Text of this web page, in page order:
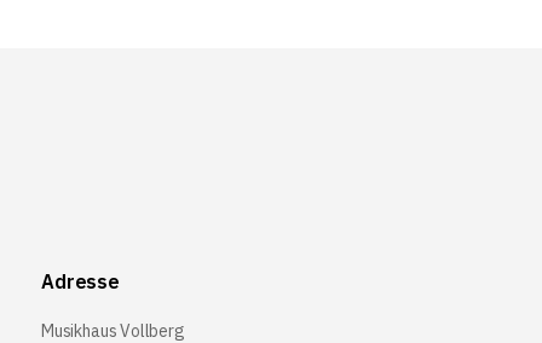
Adresse
Musikhaus Vollberg